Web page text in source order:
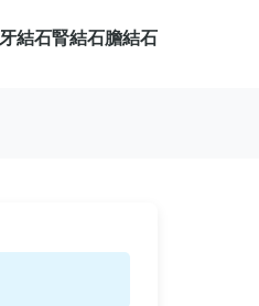
牙結石腎結石膽結石